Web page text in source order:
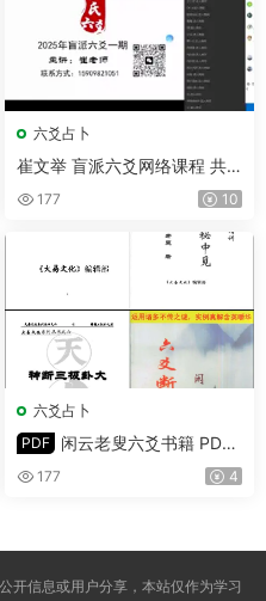
六爻占卜
崔文举 盲派六爻网络课程 共3
期(2023年3期+2025年1～2
177 10
六爻占卜
PDF
闲云老叟六爻书籍 PDF
4份177 4
开信息或用户分享，本站仅作为学习